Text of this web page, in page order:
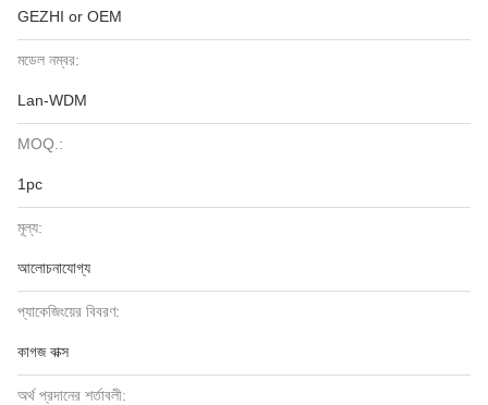
GEZHI or OEM
মডেল নম্বর:
Lan-WDM
MOQ.:
1pc
মূল্য:
আলোচনাযোগ্য
প্যাকেজিংয়ের বিবরণ:
কাগজ বাক্স
অর্থ প্রদানের শর্তাবলী: